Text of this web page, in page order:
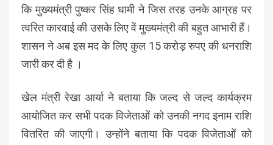
कि मुख्यमंत्री पुष्कर सिंह धामी ने जिस तरह उनके आग्रह पर
त्वरित कारवाई की उसके लिए वें मुख्यमंत्री की बहुत आभारी हैं।
शासन ने अब इस मद के लिए कुल 15 करोड़ रुपए की धनराशि
जारी कर दी है ।
खेल मंत्री रेखा आर्या ने बताया कि जल्द से जल्द कार्यक्रम
आयोजित कर सभी पदक विजेताओं को उनकी नगद इनाम राशि
वितरित की जाएगी। उन्होंने बताया कि पदक विजेताओं को